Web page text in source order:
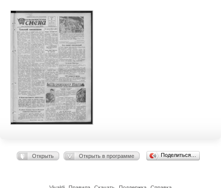
Открыть Открыть в программе Поделиться…